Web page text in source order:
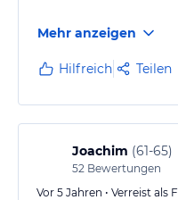
Mehr anzeigen
Hilfreich Teilen
Joachim (61-65)
52 Bewertungen
Vor 5 Jahren • Verreist